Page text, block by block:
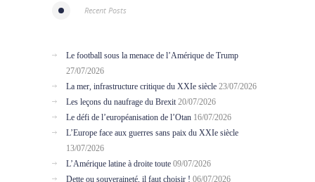
Recent Posts
Le football sous la menace de l’Amérique de Trump
27/07/2026
La mer, infrastructure critique du XXIe siècle 23/07/2026
Les leçons du naufrage du Brexit 20/07/2026
Le défi de l’européanisation de l’Otan 16/07/2026
L’Europe face aux guerres sans paix du XXIe siècle
13/07/2026
L’Amérique latine à droite toute 09/07/2026
Dette ou souveraineté, il faut choisir ! 06/07/2026